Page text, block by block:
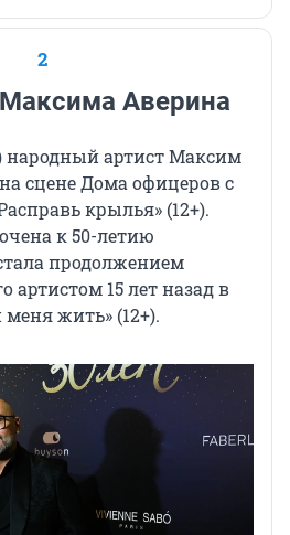
2
Аверина
народный артист Максим
сцене Дома офицеров с
крылья» (12+).
к 50-летию
продолжением
артистом 15 лет назад в
меняжить» (12+).